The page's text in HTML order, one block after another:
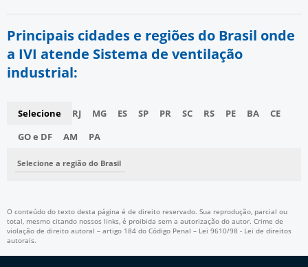
Principais cidades e regiões do Brasil onde
a IVI atende Sistema de ventilação
industrial:
Selecione RJ MG ES SP PR SC RS PE BA
CE
GO e DF
AM PA
Selecione a região do Brasil
O conteúdo do texto desta página é de direito reservado. Sua reprodução, parcial ou
total, mesmo citando nossos links, é proibida sem a autorização do autor. Crime de
violação de direito autoral – artigo 184 do Código Penal – Lei 9610/98 - Lei de direitos
autorais.